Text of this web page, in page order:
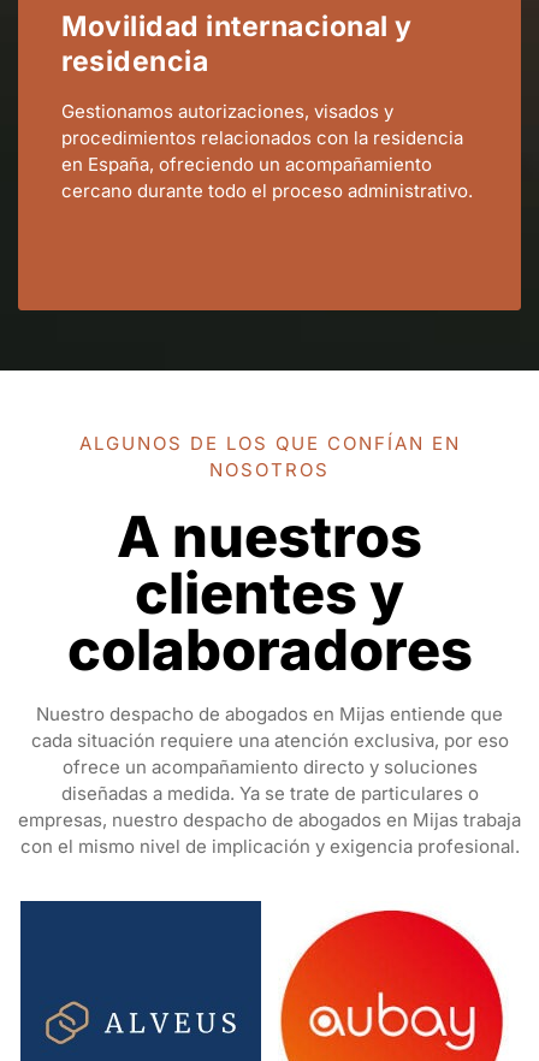
Movilidad internacional y
residencia
Gestionamos autorizaciones, visados y
procedimientos relacionados con la residencia
en España, ofreciendo un acompañamiento
cercano durante todo el proceso administrativo.
ALGUNOS DE LOS QUE CONFÍAN EN
NOSOTROS
A nuestros
clientes y
colaboradores
Nuestro despacho de abogados en Mijas entiende que
cada situación requiere una atención exclusiva, por eso
ofrece un acompañamiento directo y soluciones
diseñadas a medida. Ya se trate de particulares o
empresas, nuestro despacho de abogados en Mijas trabaja
con el mismo nivel de implicación y exigencia profesional.